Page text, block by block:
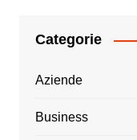
Categorie
Aziende
Business